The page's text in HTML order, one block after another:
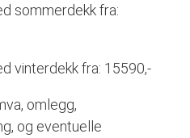
sommerdekk fra:
vinterdekk fra: 15590,-
omlegg,
og eventuelle